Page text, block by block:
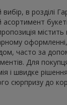
в розділі
містить
часто за
Для
і швидке
сюрпризу до